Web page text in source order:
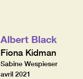
Albert Black
Fiona Kidman
Sabine Wespieser
avril 2021